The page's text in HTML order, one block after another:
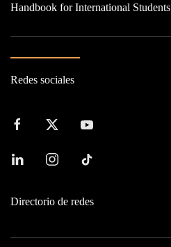
Handbook for International Students
Redes sociales
Directorio de redes